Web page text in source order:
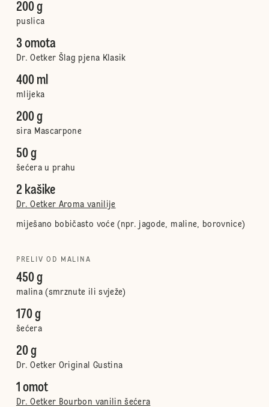
200 g
puslica
3 omota
Dr. Oetker Šlag pjena Klasik
400 ml
mlijeka
200 g
sira Mascarpone
50 g
šećera u prahu
2 kašike
Dr. Oetker Aroma vanilije
miješano bobičasto voće (npr. jagode, maline, borovnice)
PRELIV OD MALINA
450 g
malina (smrznute ili svježe)
170 g
šećera
20 g
Dr. Oetker Original Gustina
1 omot
Dr. Oetker Bourbon vanilin šećera